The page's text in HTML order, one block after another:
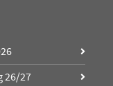
26/27